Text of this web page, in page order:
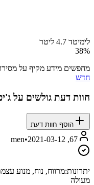
לימיטד 4.7 ליטר
38%
מחפשים מידע מקיף על
חדש
חוות דעת גולשים על
הוסף חוות דעת
67, men
•2021-03-12
יתרונות:מרווח, נוח, מנוע
מעולה